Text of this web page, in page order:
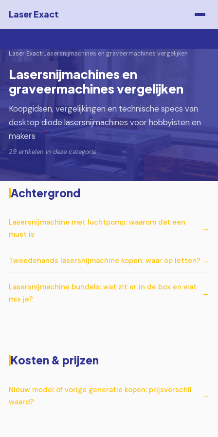
Laser Exact
Laser Exact›Lasersnijmachines en graveermachines vergelijken
Lasersnijmachines en
graveermachines vergelijken
Koopgidsen, vergelijkingen en technische specs van
desktop diode lasersnijmachines voor hobbyisten en
makers
29 artikelen in deze categorie
Achtergrond
Lasersnijmachine met luchtpomp: waarom dat een
must is
Tweedehands lasersnijmachine kopen: waar op letten?
Lasersnijmachine bundels: wat zit er in de box en wat
mis je?
Kosten & prijzen
Nieuw model of vorige generatie kopen: prijsverschil
waard?